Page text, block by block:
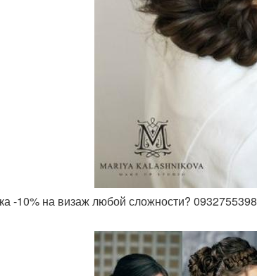
-10% на визаж любой сложности? 0932755398